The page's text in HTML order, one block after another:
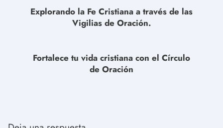
Explorando la Fe Cristiana a través de las
Vigilias de Oración.
Fortalece tu vida cristiana con el Círculo
de Oración